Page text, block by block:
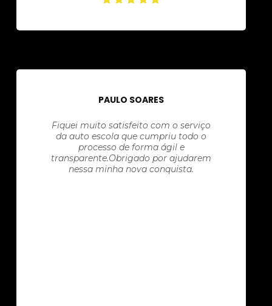
PAULO SOARES
Fiquei muito satisfeito com o serviço
da auto escola que cumpriu todo o
processo de forma ágil e
transparente.Obrigado por ajudarem
nessa minha nova conquista.